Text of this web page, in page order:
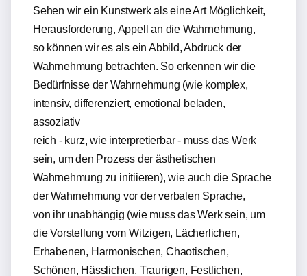
Sehen wir ein Kunstwerk als eine Art Möglichkeit,
Herausforderung, Appell an die Wahrnehmung,
so können wir es als ein Abbild, Abdruck der
Wahrnehmung betrachten. So erkennen wir die
Bedürfnisse der Wahrnehmung (wie komplex,
intensiv, differenziert, emotional beladen,
assoziativ
reich - kurz, wie interpretierbar - muss das Werk
sein, um den Prozess der ästhetischen
Wahrnehmung zu initiieren), wie auch die Sprache
der Wahrnehmung vor der verbalen Sprache,
von ihr unabhängig (wie muss das Werk sein, um
die Vorstellung vom Witzigen, Lächerlichen,
Erhabenen, Harmonischen, Chaotischen,
Schönen, Hässlichen, Traurigen, Festlichen,